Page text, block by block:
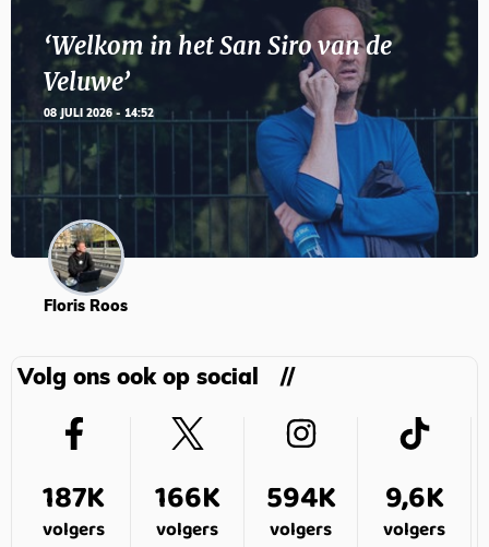
‘Welkom in het San Siro van de
Veluwe’
08 JULI 2026 - 14:52
Floris Roos
Volg ons ook op social
187K
volgers
166K
volgers
594K
volgers
9,6K
volgers